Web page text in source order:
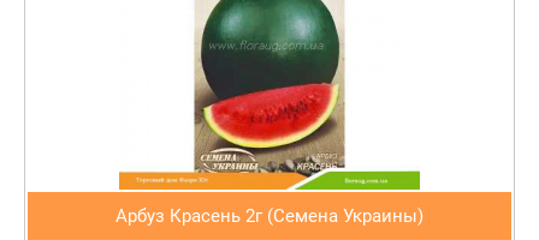
Арбуз Красень 2г (Семена Украины)